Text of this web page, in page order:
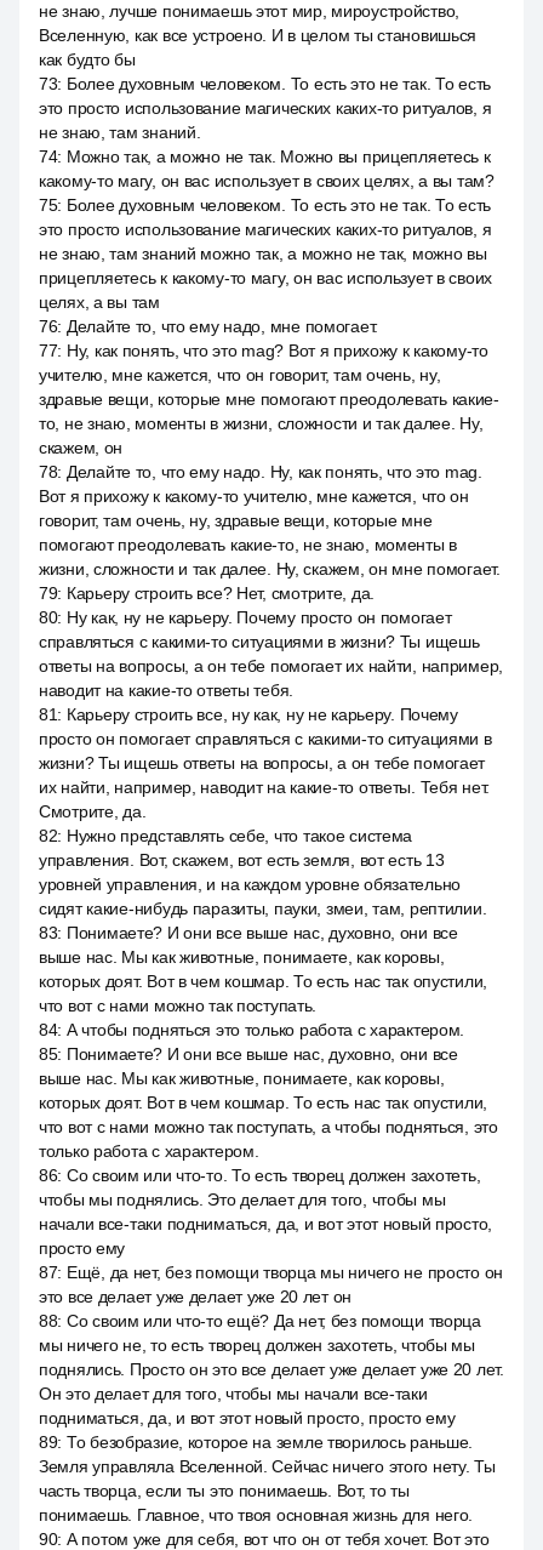
не знаю, лучше понимаешь этот мир, мироустройство,
Вселенную, как все устроено. И в целом ты становишься
как будто бы
73: Более духовным человеком. То есть это не так. То есть
это просто использование магических каких-то ритуалов, я
не знаю, там знаний.
74: Можно так, а можно не так. Можно вы прицепляетесь к
какому-то магу, он вас использует в своих целях, а вы там?
75: Более духовным человеком. То есть это не так. То есть
это просто использование магических каких-то ритуалов, я
не знаю, там знаний можно так, а можно не так, можно вы
прицепляетесь к какому-то магу, он вас использует в своих
целях, а вы там
76: Делайте то, что ему надо, мне помогает.
77: Ну, как понять, что это mag? Вот я прихожу к какому-то
учителю, мне кажется, что он говорит, там очень, ну,
здравые вещи, которые мне помогают преодолевать какие-
то, не знаю, моменты в жизни, сложности и так далее. Ну,
скажем, он
78: Делайте то, что ему надо. Ну, как понять, что это mag.
Вот я прихожу к какому-то учителю, мне кажется, что он
говорит, там очень, ну, здравые вещи, которые мне
помогают преодолевать какие-то, не знаю, моменты в
жизни, сложности и так далее. Ну, скажем, он мне помогает.
79: Карьеру строить все? Нет, смотрите, да.
80: Ну как, ну не карьеру. Почему просто он помогает
справляться с какими-то ситуациями в жизни? Ты ищешь
ответы на вопросы, а он тебе помогает их найти, например,
наводит на какие-то ответы тебя.
81: Карьеру строить все, ну как, ну не карьеру. Почему
просто он помогает справляться с какими-то ситуациями в
жизни? Ты ищешь ответы на вопросы, а он тебе помогает
их найти, например, наводит на какие-то ответы. Тебя нет.
Смотрите, да.
82: Нужно представлять себе, что такое система
управления. Вот, скажем, вот есть земля, вот есть 13
уровней управления, и на каждом уровне обязательно
сидят какие-нибудь паразиты, пауки, змеи, там, рептилии.
83: Понимаете? И они все выше нас, духовно, они все
выше нас. Мы как животные, понимаете, как коровы,
которых доят. Вот в чем кошмар. То есть нас так опустили,
что вот с нами можно так поступать.
84: А чтобы подняться это только работа с характером.
85: Понимаете? И они все выше нас, духовно, они все
выше нас. Мы как животные, понимаете, как коровы,
которых доят. Вот в чем кошмар. То есть нас так опустили,
что вот с нами можно так поступать, а чтобы подняться, это
только работа с характером.
86: Со своим или что-то. То есть творец должен захотеть,
чтобы мы поднялись. Это делает для того, чтобы мы
начали все-таки подниматься, да, и вот этот новый просто,
просто ему
87: Ещё, да нет, без помощи творца мы ничего не просто он
это все делает уже делает уже 20 лет он
88: Со своим или что-то ещё? Да нет, без помощи творца
мы ничего не, то есть творец должен захотеть, чтобы мы
поднялись. Просто он это все делает уже делает уже 20 лет.
Он это делает для того, чтобы мы начали все-таки
подниматься, да, и вот этот новый просто, просто ему
89: То безобразие, которое на земле творилось раньше.
Земля управляла Вселенной. Сейчас ничего этого нету. Ты
часть творца, если ты это понимаешь. Вот, то ты
понимаешь. Главное, что твоя основная жизнь для него.
90: А потом уже для себя, вот что он от тебя хочет. Вот это